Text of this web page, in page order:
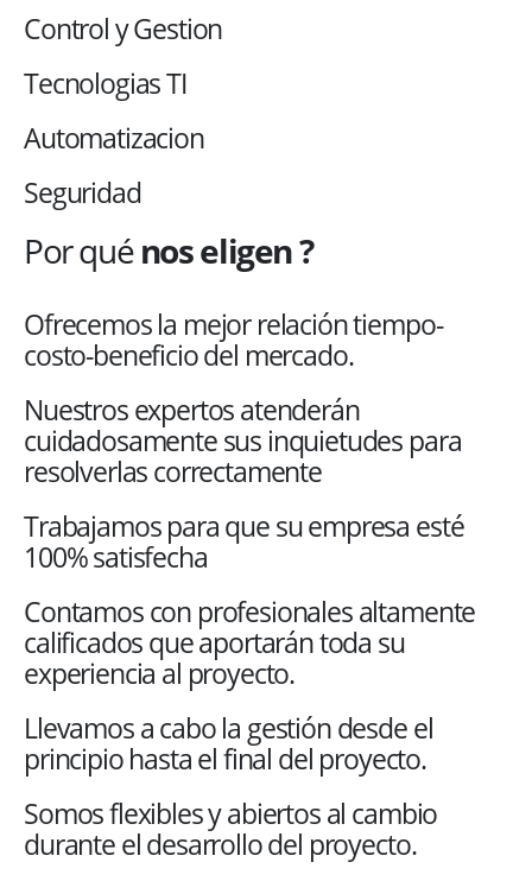
Control y Gestion
Tecnologias TI
Automatizacion
Seguridad
Por quénos eligen ?
Ofrecemos la mejor relación tiempo-
costo-beneficio del mercado.
Nuestros expertos atenderán
cuidadosamente sus inquietudes para
resolverlas correctamente
Trabajamos para que su empresa esté
100% satisfecha
Contamos con profesionales altamente
calificados que aportarán toda su
experiencia al proyecto.
Llevamos a cabo la gestión desde el
principio hasta el final del proyecto.
Somos flexibles y abiertos al cambio
durante el desarrollo del proyecto.